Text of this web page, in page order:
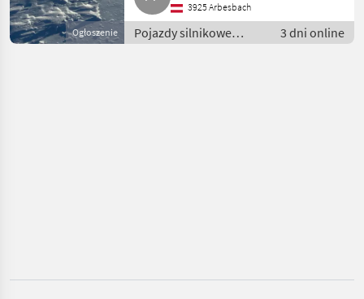
Polaris
Ogłoszenie
3925 Arbesbach
Pojazdy silnikowe
rolnicze /
3 dni online